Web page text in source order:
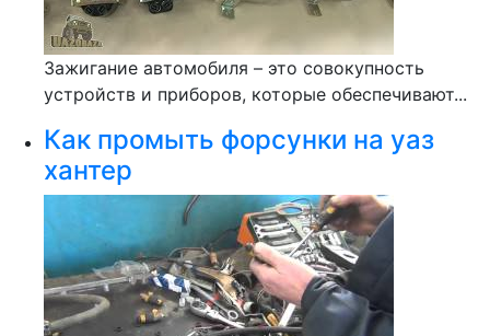
Зажигание автомобиля – это совокупность
устройств и приборов, которые обеспечивают...
Как промыть форсунки на уаз
хантер